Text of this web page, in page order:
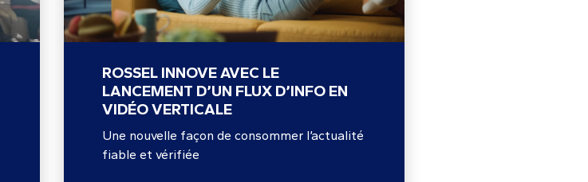
ROSSEL INNOVE AVEC LE
LANCEMENT D’UN FLUX D’INFO EN
VIDÉO VERTICALE
Une nouvelle façon de consommer l’actualité
fiable et vérifiée